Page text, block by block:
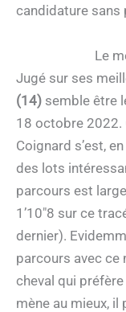
candidature sans
Le
Jugé sur ses
(14) semble être
18 octobre 2022.
Coignard s’est,
des lots
parcours est
1’10″8 sur ce
dernier).
parcours avec ce
cheval qui
mène au mieux,